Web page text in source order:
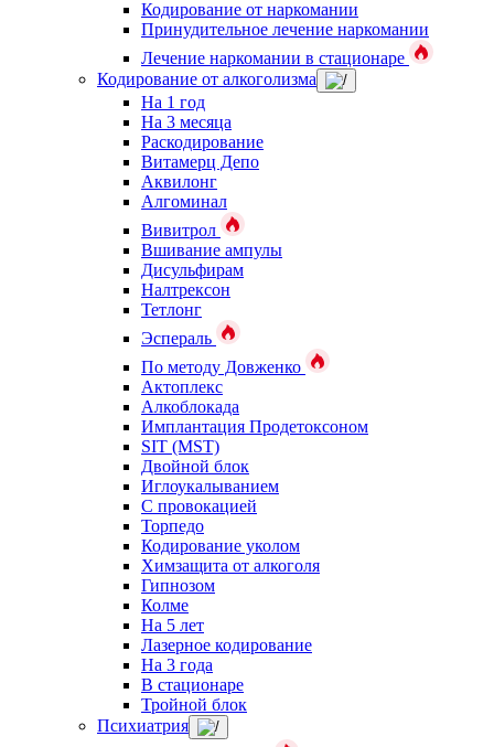
Кодирование от наркомании
Принудительное лечение наркомании
Лечение наркомании в стационаре
Кодирование от алкоголизма
На 1 год
На 3 месяца
Раскодирование
Витамерц Депо
Аквилонг
Алгоминал
Вивитрол
Вшивание ампулы
Дисульфирам
Налтрексон
Тетлонг
Эспераль
По методу Довженко
Актоплекс
Алкоблокада
Имплантация Продетоксоном
SIT (MST)
Двойной блок
Иглоукалыванием
С провокацией
Торпедо
Кодирование уколом
Химзащита от алкоголя
Гипнозом
Колме
На 5 лет
Лазерное кодирование
На 3 года
В стационаре
Тройной блок
Психиатрия